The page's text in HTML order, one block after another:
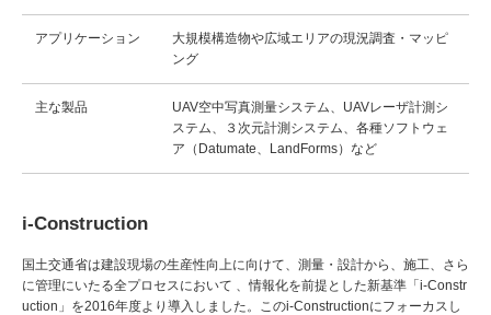
アプリケーション
大規模構造物や広域エリアの現況調査・マッピ
ング
主な製品
UAV空中写真測量システム、UAVレーザ計測シ
ステム、３次元計測システム、各種ソフトウェ
ア（Datumate、LandForms）など
i-Construction
国土交通省は建設現場の生産性向上に向けて、測量・設計から、施工、さら
に管理にいたる全プロセスにおいて 、情報化を前提とした新基準「i-Constr
uction」を2016年度より導入しました。このi-Constructionにフォーカスし